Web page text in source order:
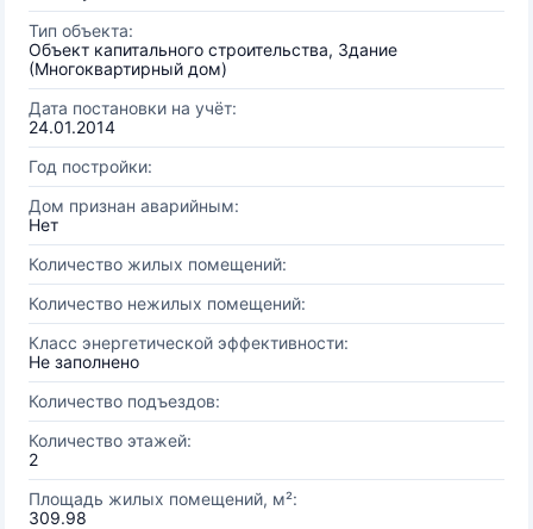
Тип объекта:
Объект капитального строительства, Здание
(Многоквартирный дом)
Дата постановки на учёт:
24.01.2014
Год постройки:
Дом признан аварийным:
Нет
Количество жилых помещений:
Количество нежилых помещений:
Класс энергетической эффективности:
Не заполнено
Количество подъездов:
Количество этажей:
2
Площадь жилых помещений, м²:
309.98